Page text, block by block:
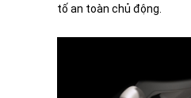
tố an toàn chủ động.